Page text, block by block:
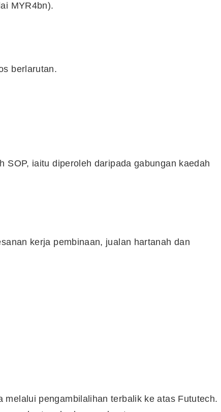
MYR4bn).
berlarutan.
SOP, iaitu diperoleh daripada gabungan kaedah
kerja pembinaan, jualan hartanah dan
pengambilalihan terbalik ke atas Fututech.